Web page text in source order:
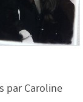
par Caroline